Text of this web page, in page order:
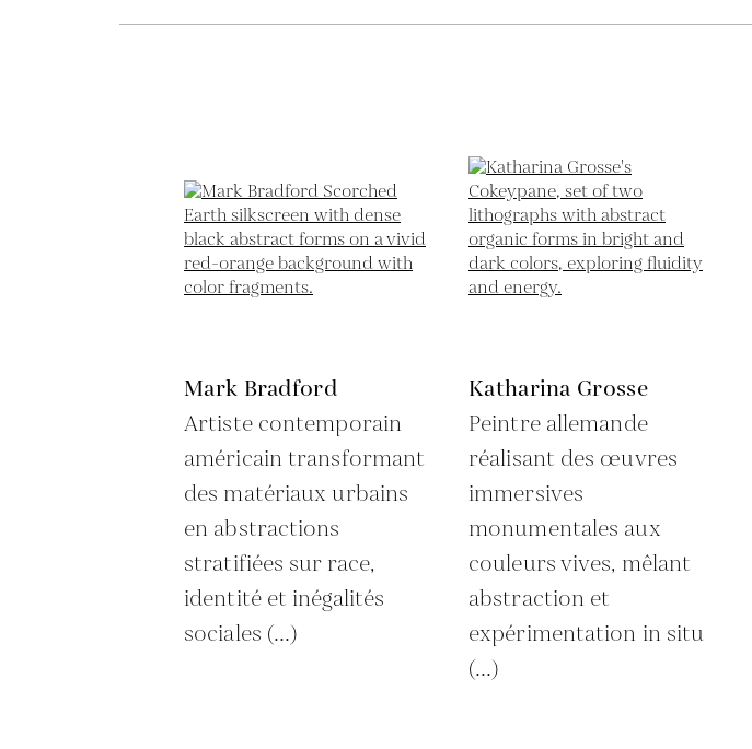
Mark Bradford
Artiste contemporain
américain transformant
des matériaux urbains
en abstractions
stratifiées sur race,
identité et inégalités
sociales (...)
Katharina Grosse
Peintre allemande
réalisant des œuvres
immersives
monumentales aux
couleurs vives, mêlant
abstraction et
expérimentation in situ
(...)